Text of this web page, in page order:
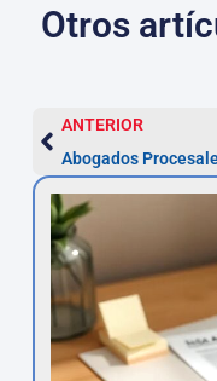
Otros
ANTERIOR